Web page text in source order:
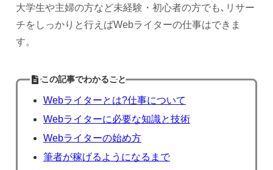
大学生や主婦の方など未経験・初心者の方でも､リサー
チをしっかりと行えばWebライターの仕事はできま
す。
この記事でわかること
Webライターとは?仕事について
Webライターに必要な知識と技術
Webライターの始め方
筆者が稼げるようになるまで